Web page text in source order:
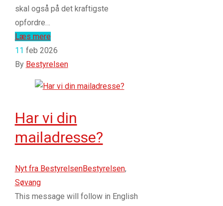
skal også på det kraftigste
opfordre…
Læs mere
11 feb 2026
By Bestyrelsen
Har vi din
mailadresse?
Nyt fra BestyrelsenBestyrelsen,
Søvang
This message will follow in English